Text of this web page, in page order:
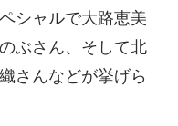
シャルで大路恵美
ぶさん、そして北
さんなどが挙げら